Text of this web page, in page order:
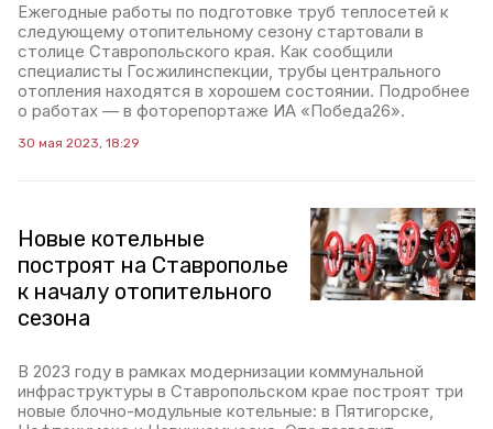
Ежегодные работы по подготовке труб теплосетей к
следующему отопительному сезону стартовали в
столице Ставропольского края. Как сообщили
специалисты Госжилинспекции, трубы центрального
отопления находятся в хорошем состоянии. Подробнее
о работах — в фоторепортаже ИА «Победа26».
30 мая 2023, 18:29
Новые котельные
построят на Ставрополье
к началу отопительного
сезона
В 2023 году в рамках модернизации коммунальной
инфраструктуры в Ставропольском крае построят три
новые блочно-модульные котельные: в Пятигорске,